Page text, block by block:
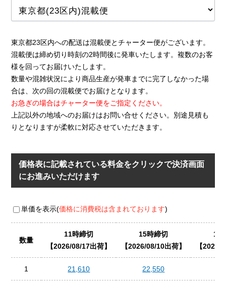
東京都23区内への配送は混載便とチャーター便がございます。
混載便は締め切り時刻の2時間後に発車いたします。複数のお客
様を回ってお届けいたします。
数量や混雑状況により商品生産が発車までに完了しなかった場
合は、次の回の混載便でお届けとなります。
お急ぎの場合はチャーター便をご指定ください。
上記以外の地域へのお届けはお問い合せください。別途見積も
りとなりますが柔軟に対応させていただきます。
価格表に記載されている料金をクリックで決済画面
にお進みいただけます
単価を表示(価格に消費税は含まれております)
数量
11時締切
2026/08/17出荷
15時締切
2026/08/10出荷
18
2026/
1 21,610 22,550